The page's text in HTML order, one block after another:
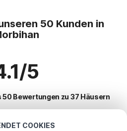
COOKIES
50 Kunden in
5
Bewertungen zu 37 Häusern